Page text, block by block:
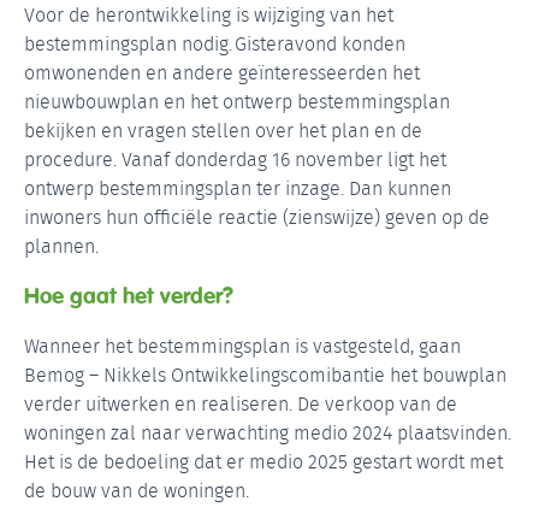
Voor de herontwikkeling is wijziging van het
bestemmingsplan nodig. Gisteravond konden
omwonenden en andere geïnteresseerden het
nieuwbouwplan en het ontwerp bestemmingsplan
bekijken en vragen stellen over het plan en de
procedure. Vanaf donderdag 16 november ligt het
ontwerp bestemmingsplan ter inzage. Dan kunnen
inwoners hun officiële reactie (zienswijze) geven op de
plannen.
Hoe gaat het verder?
Wanneer het bestemmingsplan is vastgesteld, gaan
Bemog – Nikkels Ontwikkelingscomibantie het bouwplan
verder uitwerken en realiseren. De verkoop van de
woningen zal naar verwachting medio 2024 plaatsvinden.
Het is de bedoeling dat er medio 2025 gestart wordt met
de bouw van de woningen.